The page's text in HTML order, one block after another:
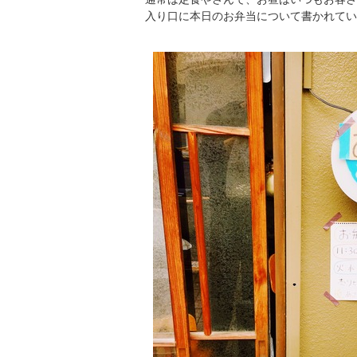
入り口に本日のお弁当について書かれて